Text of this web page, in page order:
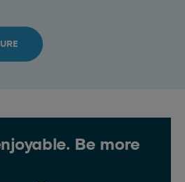
Be more